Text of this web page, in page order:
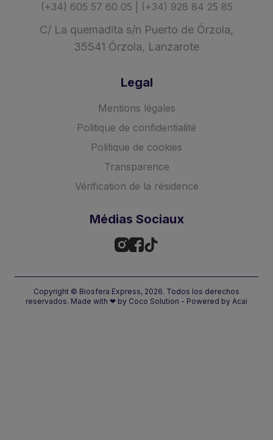
(+34) 605 57 60 05 | (+34) 928 84 25 85
C/ La quemadita s/n Puerto de Órzola,
35541 Órzola, Lanzarote
Legal
Mentions légales
Politique de confidentialité
Politique de cookies
Transparence
Vérification de la résidence
Médias Sociaux
Copyright © Biosfera Express, 2026. Todos los derechos
reservados. Made with ❤ by Coco Solution - Powered by Acai